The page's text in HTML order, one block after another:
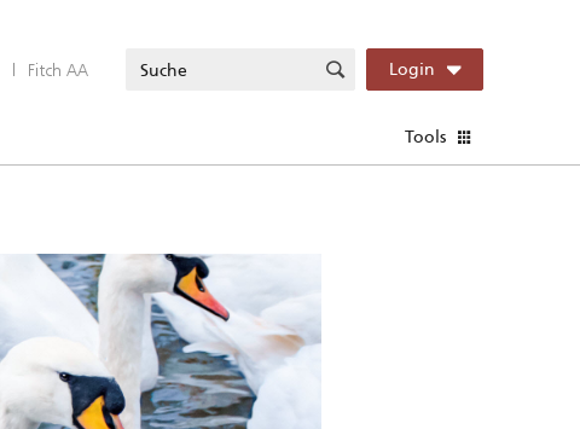
| Fitch AA Login
Tools